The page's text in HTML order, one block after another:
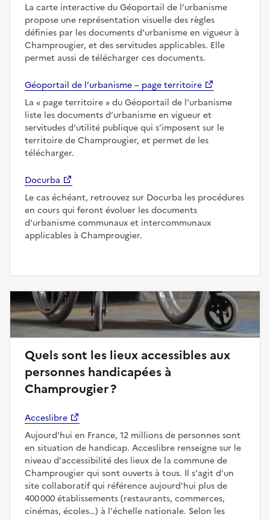
La carte interactive du Géoportail de l’urbanisme
propose une représentation visuelle des règles
définies par les documents d’urbanisme en vigueur à
Champrougier, et des servitudes applicables. Elle
permet aussi de télécharger ces documents.
Géoportail de l’urbanisme – page territoire
La
page territoire
du Géoportail de l’urbanisme
liste les documents d’urbanisme en vigueur et
servitudes d’utilité publique qui s’imposent sur le
territoire de Champrougier, et permet de les
télécharger.
Docurba
Le cas échéant, retrouvez sur Docurba les procédures
en cours qui feront évoluer les documents
d'urbanisme communaux et intercommunaux
applicables à Champrougier.
Quels sont les lieux accessibles aux
personnes handicapées à
Champrougier ?
Acceslibre
Aujourd'hui en France, 12 millions de personnes sont
en situation de handicap. Acceslibre renseigne sur le
niveau d'accessibilité des lieux de la commune de
Champrougier qui sont ouverts à tous. Il s'agit d'un
site collaboratif qui référence aujourd'hui plus de
400 000 établissements (restaurants, commerces,
cinémas, écoles…) à l'échelle nationale. Selon les